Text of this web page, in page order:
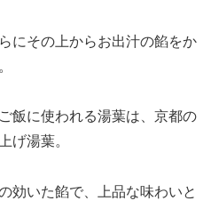
にその上からお出汁の餡をか
飯に使われる湯葉は、京都の
げ湯葉。
効いた餡で、上品な味わいと